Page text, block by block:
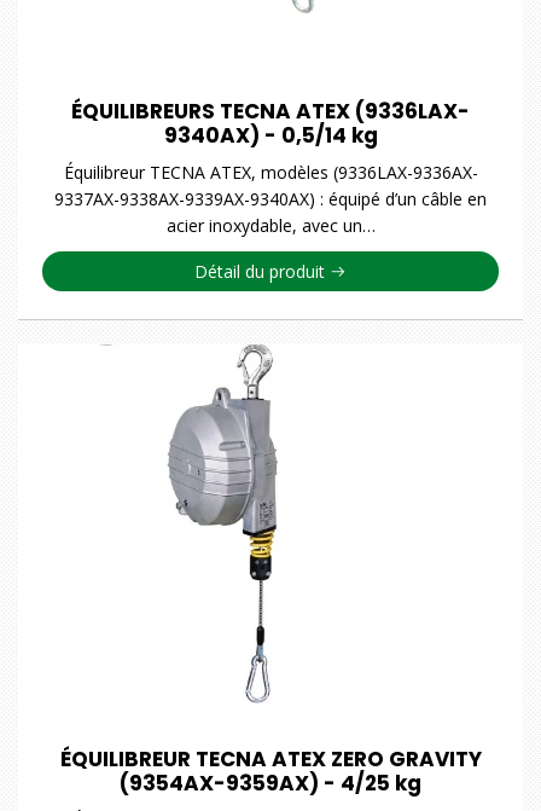
ÉQUILIBREURS TECNA ATEX (9336LAX-
9340AX) - 0,5/14 kg
Équilibreur TECNA ATEX, modèles (9336LAX-9336AX-
9337AX-9338AX-9339AX-9340AX) : équipé d’un câble en
acier inoxydable, avec un…
Détail du produit
ÉQUILIBREUR TECNA ATEX ZERO GRAVITY
(9354AX-9359AX) - 4/25 kg